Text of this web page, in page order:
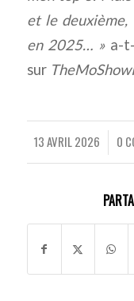
et le deuxième,
en 2025… »a-t-
sur
13 AVRIL 2026
/ 0